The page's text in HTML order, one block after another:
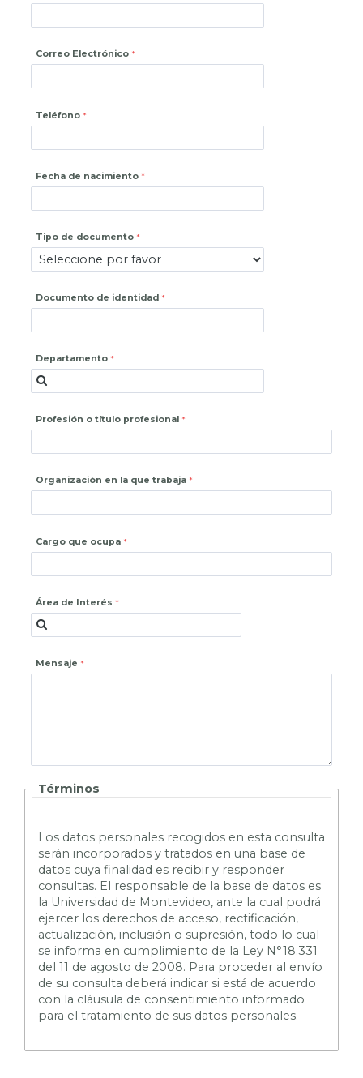
Correo Electrónico
Teléfono
Fecha de nacimiento
Tipo de documento
Documento de identidad
Departamento
Profesión o título profesional
Organización en la que trabaja
Cargo que ocupa
Área de Interés
Mensaje
Términos
Los datos personales recogidos en esta consulta
serán incorporados y tratados en una base de
datos cuya finalidad es recibir y responder
consultas. El responsable de la base de datos es
la Universidad de Montevideo, ante la cual podrá
ejercer los derechos de acceso, rectificación,
actualización, inclusión o supresión, todo lo cual
se informa en cumplimiento de la Ley N°18.331
del 11 de agosto de 2008. Para proceder al envío
de su consulta deberá indicar si está de acuerdo
con la cláusula de consentimiento informado
para el tratamiento de sus datos personales.